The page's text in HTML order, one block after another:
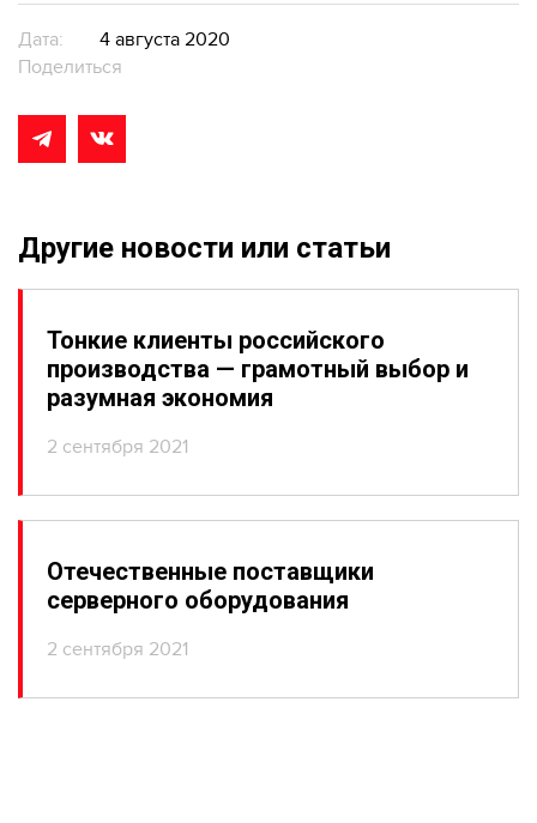
Дата:
4 августа 2020
Поделиться
Другие новости или статьи
Тонкие клиенты российского
производства — грамотный выбор и
разумная экономия
2 сентября 2021
Отечественные поставщики
серверного оборудования
2 сентября 2021